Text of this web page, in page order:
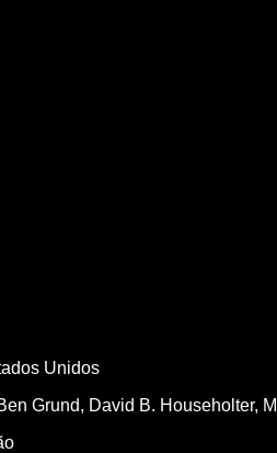
Unidos
Grund, David B. Householter,